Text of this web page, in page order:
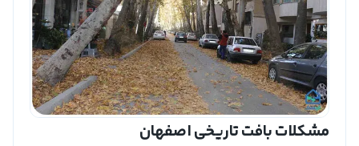
مشکلات بافت تاریخی اصفهان